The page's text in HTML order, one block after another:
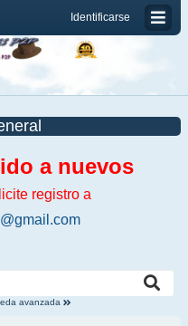
Identificarse
a nuevos
registro a
avanzada